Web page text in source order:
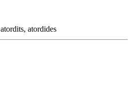
atordits, atordides